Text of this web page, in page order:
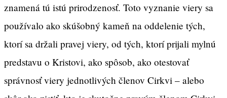
znamená tú istú prirodzenosť. Toto vyznanie viery sa
používalo ako skúšobný kameň na oddelenie tých,
ktorí sa držali pravej viery, od tých, ktorí prijali mylnú
predstavu o Kristovi, ako spôsob, ako otestovať
správnosť viery jednotlivých členov Cirkvi – alebo